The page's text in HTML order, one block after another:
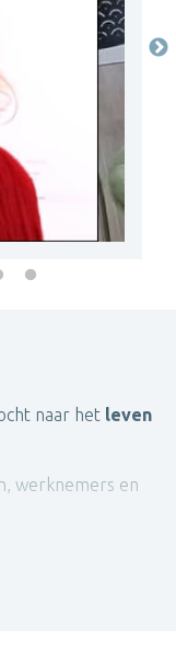
naar het leven
werknemers en
loskomen